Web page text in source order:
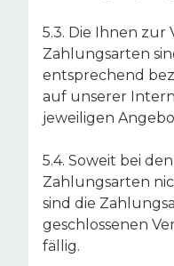
5.3. Die Ihnen
Zahlungsarten
entsprechend
auf unserer
jeweiligen
5.4. Soweit bei
Zahlungsarten
sind die
geschlossenen
fällig.